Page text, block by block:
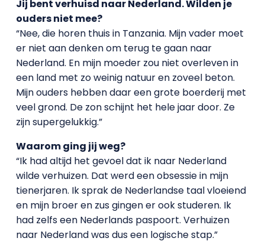
Jij bent verhuisd naar Nederland. Wilden je
ouders niet mee?
“Nee, die horen thuis in Tanzania. Mijn vader moet
er niet aan denken om terug te gaan naar
Nederland. En mijn moeder zou niet overleven in
een land met zo weinig natuur en zoveel beton.
Mijn ouders hebben daar een grote boerderij met
veel grond. De zon schijnt het hele jaar door. Ze
zijn supergelukkig.”
Waarom ging jij weg?
“Ik had altijd het gevoel dat ik naar Nederland
wilde verhuizen. Dat werd een obsessie in mijn
tienerjaren. Ik sprak de Nederlandse taal vloeiend
en mijn broer en zus gingen er ook studeren. Ik
had zelfs een Nederlands paspoort. Verhuizen
naar Nederland was dus een logische stap.”